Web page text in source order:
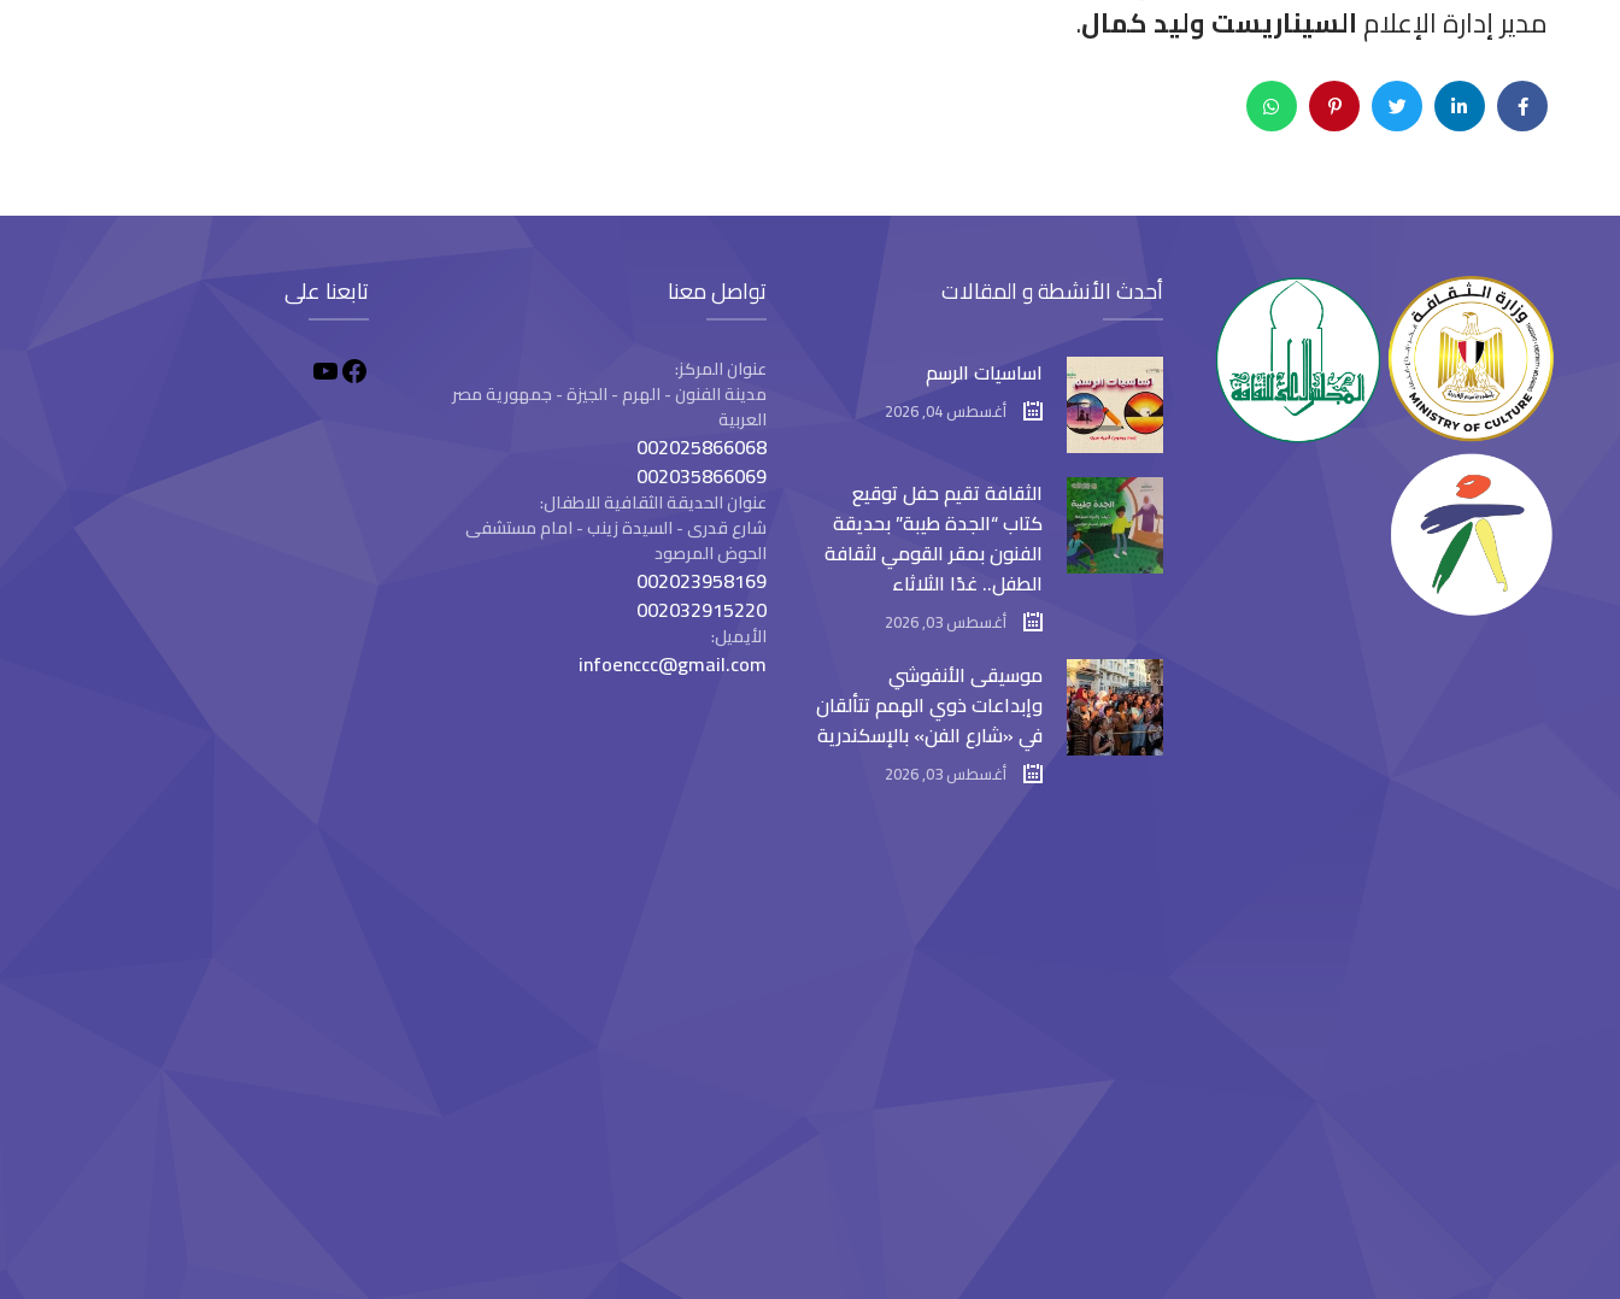
مدير إدارة الإعلامالسيناريست وليد كمال.
تابعنا على تواصل معنا
عنوان المركز:
مدينة الفنون - الهرم - الجيزة - جمهورية مصر
العربية
002025866068
002035866069
عنوان الحديقة الثقافية للاطفال:
شارع قدرى - السيدة زينب - امام مستشفى
الحوض المرصود
002023958169
002032915220
الأيميل:
infoenccc@gmail.com
أحدث الأنشطة و المقالات
اساسيات الرسم
أغسطس 04, 2026
الثقافة تقيم حفل توقيع
كتاب “الجدة طيبة” بحديقة
الفنون بمقر القومي لثقافة
الطفل.. غدًا الثلاثاء
أغسطس 03, 2026
موسيقى الأنفوشي
وإبداعات ذوي الهمم تتألقان
في «شارع الفن» بالإسكندرية
أغسطس 03, 2026